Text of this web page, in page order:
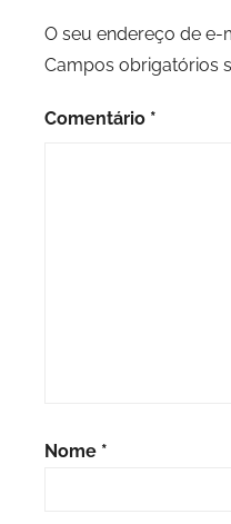
O seu endereço de e-
Campos obrigatórios
Comentário *
Nome *